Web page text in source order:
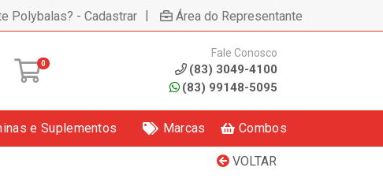
Polybalas? - Cadastrar | Área do Representante
0
Fale Conosco
(83) 3049-4100
(83) 99148-5095
e Suplementos Marcas Combos
VOLTAR